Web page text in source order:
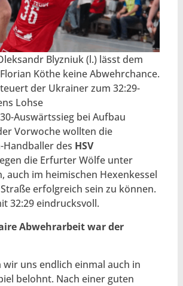
Blyzniuk (l.) lässt dem
Köthe keine Abwehrchance.
der Ukrainer zum 32:29-
Lohse
Auswärtssieg bei Aufbau
Vorwoche wollten die
des HSV
die Erfurter Wölfe unter
auch im heimischen Hexenkessel
erfolgreich sein zu können.
32:29 eindrucksvoll.
Abwehrarbeit war der
wir uns endlich einmal auch in
belohnt. Nach einer guten